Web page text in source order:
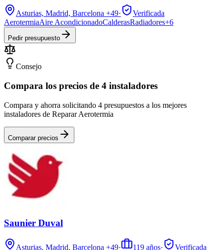
Asturias, Madrid, Barcelona +49·
Verificada
AerotermiaAire AcondicionadoCalderasRadiadores+6
Pedir presupuesto
Consejo
Compara los precios de 4 instaladores
Compara y ahorra solicitando 4 presupuestos a los mejores
instaladores de Reparar Aerotermia
Comparar precios
Saunier Duval
Asturias, Madrid, Barcelona +49· 119 años·
Verificada